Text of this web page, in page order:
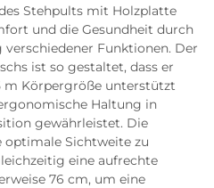
Stehpults mit Holzplatte
und die Gesundheit durch
Funktionen. Der
ist so gestaltet, dass er
m Körpergröße unterstützt
Haltung in
gewährleistet. Die
Sichtweite zu
eine aufrechte
76 cm, um eine